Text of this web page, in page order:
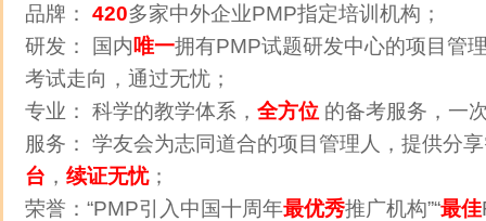
品牌： 420多家中外企业PMP指定培训机构；
研发： 国内唯一拥有PMP试题研发中心的项目管
考试走向，通过无忧；
专业： 科学的教学体系， 全方位 的备考服务，一
服务： 学友会为志同道合的项目管理人，提供分
台 ， 续证无忧；
荣誉：“PMP引入中国十周年最优秀推广机构”“最佳